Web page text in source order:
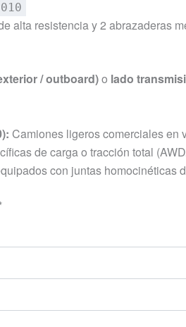
alta resistencia y 2 abrazaderas
/ outboard)o lado
Camiones ligeros comerciales en
de carga o tracción total
con juntas homocinéticas